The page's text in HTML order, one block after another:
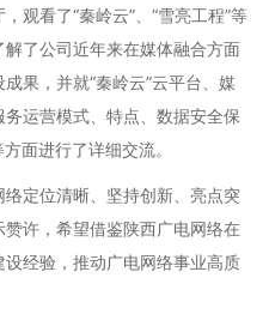
观看了“秦岭云”、“雪亮工程”等
了公司近年来在媒体融合方面
果，并就“秦岭云”云平台、媒
运营模式、特点、数据安全保
面进行了详细交流。
定位清晰、坚持创新、亮点突
许，希望借鉴陕西广电网络在
经验，推动广电网络事业高质